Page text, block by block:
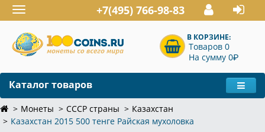
Toggle
navigation
+7(495) 766-98-83
В КОРЗИНЕ:
Товаров 0
На сумму 0P
Каталог товаров
Монеты СССР страны
Казахстан
Казахстан 2015 500 тенге Райская мухоловка